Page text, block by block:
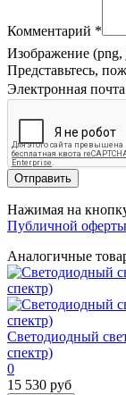
Комментарий *
Изображение (png,
Представьтесь,
Электронная почта
Отправить
Нажимая на
Публичной оферты
Аналогичные
Светодиодный
спектр)
0
15 530 руб